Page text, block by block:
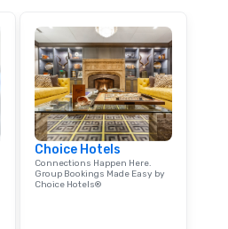
Choice Hotels
Connections Happen Here.
Group Bookings Made Easy by
Choice Hotels®